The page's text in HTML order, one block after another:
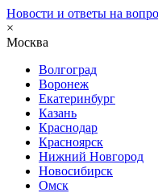
Новости и ответы на
×
Москва
Волгоград
Воронеж
Екатеринбург
Казань
Краснодар
Красноярск
Нижний Новгород
Новосибирск
Омск